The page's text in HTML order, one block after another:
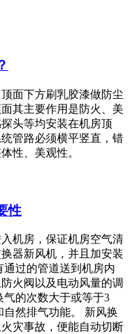
面下方刷乳胶漆做防尘
其主要作用是防火、美
头等均安装在机房顶
管路必须横平竖直，错
性、美观性。
性
机房，保证机房空气清
器新风机，并且加安装
过的管道送到机房内
火阀以及电动风量的调
的次数大于或等于3
然排气功能。 新风换
灾事故，便能自动切断